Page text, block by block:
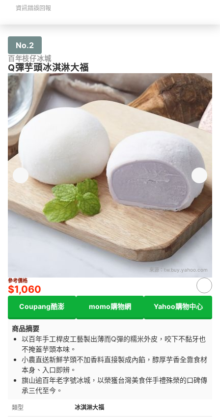
資訊錯誤回報
No.2
百年枝仔冰城
Q彈芋頭冰淇淋大福
來源：tw.buy.yahoo.com
參考價格
$1,060
Coupang酷澎 momo購物網 Yahoo購物中心
商品摘要
以百年手工桿皮工藝製出薄而Q彈的糯米外皮，咬下不黏牙也
不掩蓋芋頭本味。
小農直送新鮮芋頭不加香料直接製成內餡，醇厚芋香全靠食材
本身、入口即辨。
旗山逾百年老字號冰城，以榮獲台灣美食伴手禮殊榮的口碑傳
承三代至今。
類型 冰淇淋大福